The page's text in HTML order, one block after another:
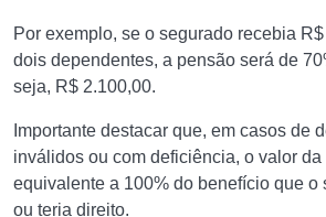
Por exemplo, se o segurado recebia
dois dependentes, a pensão será de
seja, R$ 2.100,00.
Importante destacar que, em casos de
inválidos ou com deficiência, o valor da
equivalente a 100% do benefício que o
ou teria direito.